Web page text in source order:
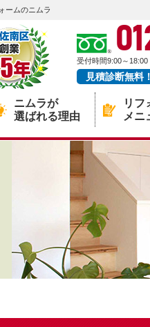
ームのニムラ
受付時間9:00～18:00
見積診断無料
ニムラが
選ばれる理由
リフ
メニ